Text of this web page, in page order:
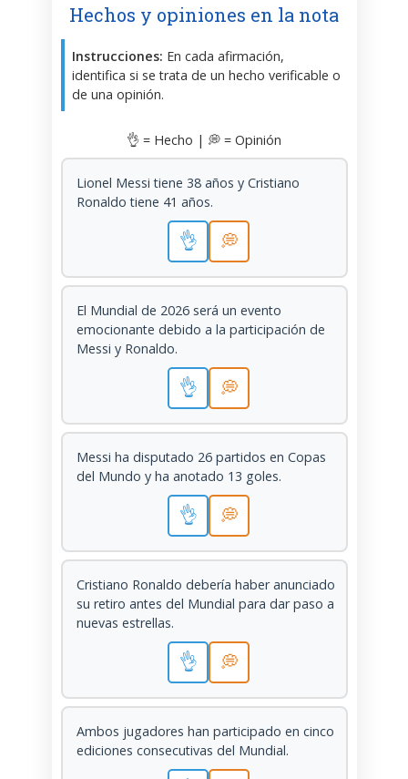
Hechos y opiniones en la nota
Instrucciones: En cada afirmación,
identifica si se trata de un hecho verificable o
de una opinión.
👌 = Hecho | 💭 = Opinión
Lionel Messi tiene 38 años y Cristiano
Ronaldo tiene 41 años.
👌 💭
El Mundial de 2026 será un evento
emocionante debido a la participación de
Messi y Ronaldo.
👌 💭
Messi ha disputado 26 partidos en Copas
del Mundo y ha anotado 13 goles.
👌 💭
Cristiano Ronaldo debería haber anunciado
su retiro antes del Mundial para dar paso a
nuevas estrellas.
👌 💭
Ambos jugadores han participado en cinco
ediciones consecutivas del Mundial.